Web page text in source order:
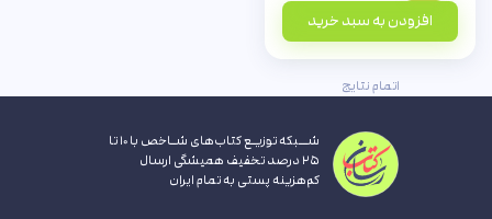
افزودن به سبد خرید
اتمام نتایج
شــبکه توزیـع کتاب‌های شـاخص با ۱۰ تا
۲۵ درصد تخفیف همیشگی ارسال
کم‌هزینه پستی به تمام ایران